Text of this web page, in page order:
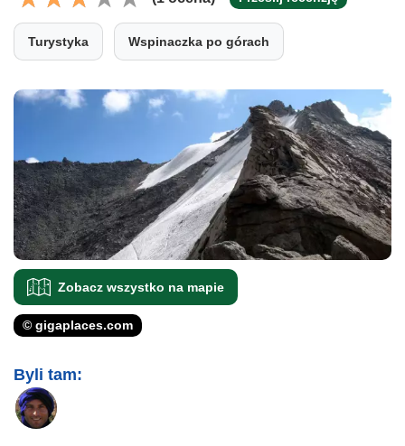
Turystyka Wspinaczka po górach
Zobacz wszystko na mapie
© gigaplaces.com
Byli tam: